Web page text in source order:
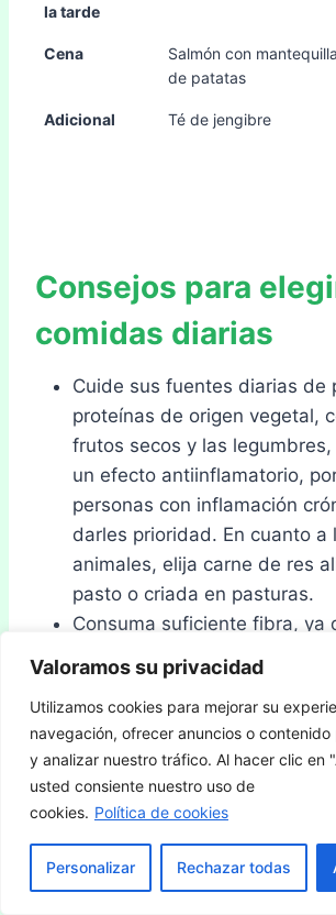
Valoramos su privacidad
Utilizamos cookies para mejorar su
navegación, ofrecer anuncios o contenido
y analizar nuestro tráfico. Al hacer clic en
usted consiente nuestro uso de
cookies. Política de cookies
Personalizar Rechazar todas
la tarde
Cena
Salmón con
de patatas
Adicional Té de jengibre
Consejos para
comidas diarias
Cuide sus fuentes diarias de
proteínas de origen vegetal,
frutos secos y las
un efecto antiinflamatorio,
personas con inflamación
darles prioridad. En cuanto a
animales, elija carne de res
pasto o criada en pasturas.
Consuma suficiente fibra, ya
recomienda una ingesta
28 gramos para mujeres de
de 34 gramos para hombres
edad.
Coma más verduras y frutas.
azucarados. Elija frutas y
distintos colores.